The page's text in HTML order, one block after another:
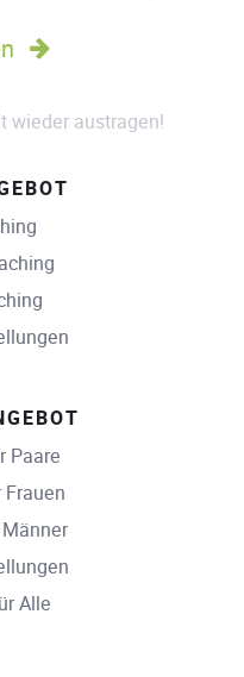
wieder austragen!
Paare
Alle